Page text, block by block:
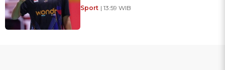
Sport | 13:59 WIB